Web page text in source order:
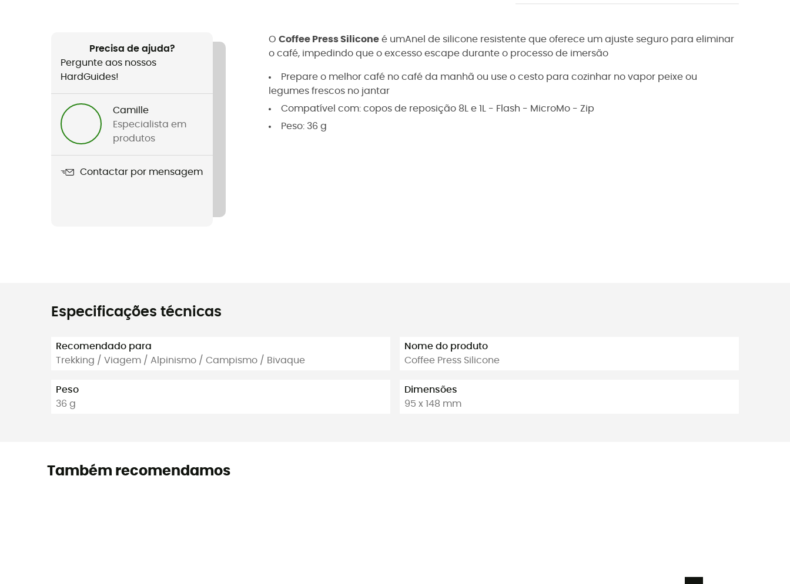
Precisa de ajuda?
Pergunte aos nossos
HardGuides!
Camille
Especialista em
produtos
Contactar por mensagem
O Coffee Press Silicone é umAnel de silicone resistente que oferece um ajuste seguro para eliminar
o café, impedindo que o excesso escape durante o processo de imersão
Prepare o melhor café no café da manhã ou use o cesto para cozinhar no vapor peixe ou
legumes frescos no jantar
Compatível com: copos de reposição 8L e 1L - Flash - MicroMo - Zip
Peso: 36 g
Especificações técnicas
Recomendado para
Trekking / Viagem / Alpinismo / Campismo / Bivaque
Peso
36 g
Nome do produto
Coffee Press Silicone
Dimensões
95 x 148 mm
Também recomendamos